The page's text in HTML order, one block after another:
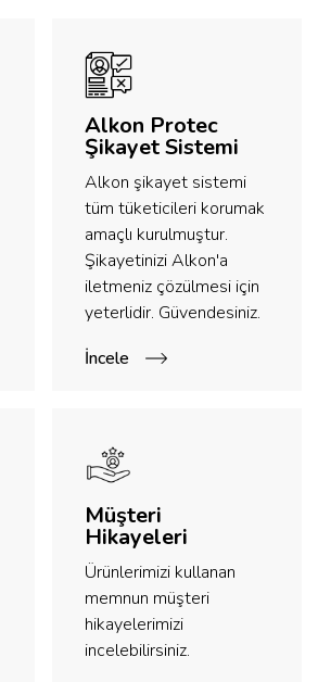
Alkon Protec
Şikayet Sistemi
Alkon şikayet sistemi
tüm tüketicileri korumak
amaçlı kurulmuştur.
Şikayetinizi Alkon'a
iletmeniz çözülmesi için
yeterlidir. Güvendesiniz.
İncele
Müşteri
Hikayeleri
Ürünlerimizi kullanan
memnun müşteri
hikayelerimizi
incelebilirsiniz.